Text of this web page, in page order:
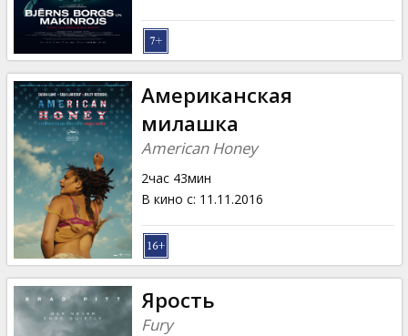
Американская
милашка
American Honey
2час 43мин
В кино с: 11.11.2016
Ярость
Fury